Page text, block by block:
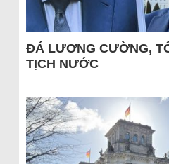
ĐÁ LƯƠNG CƯỜNG,
TỊCH NƯỚC